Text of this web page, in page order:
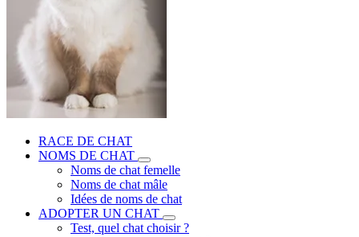
RACE DE CHAT
NOMS DE CHAT
Noms de chat femelle
Noms de chat mâle
Idées de noms de chat
ADOPTER UN CHAT
Test, quel chat choisir ?